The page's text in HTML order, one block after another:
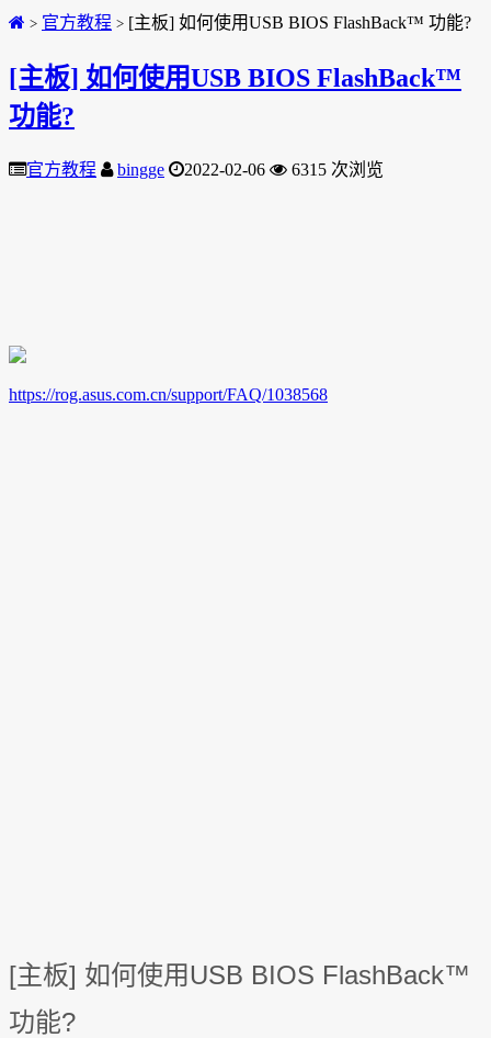
> 官方教程 > [主板] 如何使用USB BIOS FlashBack™ 功能?
[主板] 如何使用USB BIOS FlashBack™
功能?
官方教程 bingge 2022-02-06 6315 次浏览
https://rog.asus.com.cn/support/FAQ/1038568
[主板] 如何使用USB BIOS FlashBack™
功能?